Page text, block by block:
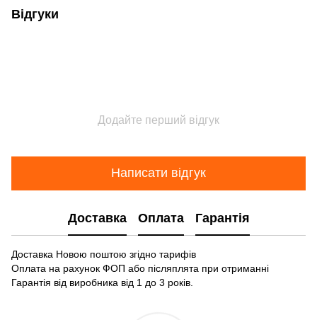
Відгуки
Додайте перший відгук
Написати відгук
Доставка Оплата Гарантія
Доставка Новою поштою згідно тарифів
Оплата на рахунок ФОП або післяплята при отриманні
Гарантія від виробника від 1 до 3 років.